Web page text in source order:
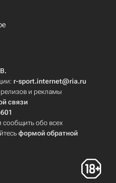
r-sport.internet@ria.ru
и рекламы
связи
сообщить обо всех
формой обратной